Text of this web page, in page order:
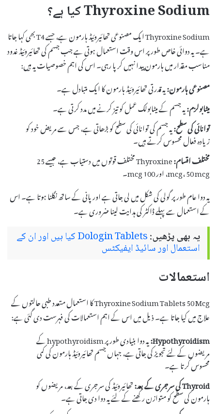
Thyroxine Sodium کیا ہے؟
Thyroxine Sodium ایک مصنوعی تھائیروئیڈ ہارمون ہے، جسے T4 بھی کہا جاتا
ہے۔ یہ دوائی خاص طور پر اس وقت استعمال ہوتی ہے جب جسم کی تھائیروئیڈ غدود
مناسب مقدار میں ہارمون پیدا نہیں کر پا رہی۔ اس کی اہم خصوصیات یہ ہیں:
مصنوعی ہارمون:یہ قدرتی تھائیروئیڈ ہارمون کا ایک متبادل ہے۔
میٹابولزم:یہ جسم کے میٹابولک عمل کو تیز کرنے میں مدد کرتی ہے۔
توانائی کی سطح:یہ جسم کی توانائی کی سطح کو بڑھاتی ہے، جس سے مریض خود کو
زیادہ فعال محسوس کرتے ہیں۔
مختلف اقسام:
Thyroxine مختلف قوتوں میں دستیاب ہے، جیسے 25
mcg، 50 mcg، اور 100 mcg۔
یہ دوا عام طور پر گولی کی شکل میں لی جاتی ہے اور پانی کے ساتھ نگلنا ہوتا ہے۔ اس
کے استعمال سے پہلے ڈاکٹر کی ہدایت لینا ضروری ہے۔
یہ بھی پڑھیں: Dologin Tablets کیا ہیں اور ان کے
استعمال اور سائیڈ ایفیکٹس
استعمالات
Thyroxine Sodium Tablets 50 Mcg کا استعمال متعدد طبی حالتوں کے
علاج میں کیا جاتا ہے۔ ذیل میں اس کے اہم استعمالات کی فہرست دی گئی ہے:
Hypothyroidism:
یہ دوا بنیادی طور پر hypothyroidism کے
مریضوں کے لئے تجویز کی جاتی ہے، جہاں جسم تھائیروئیڈ ہارمون کی کمی
محسوس کرتا ہے۔
Thyroid کی سرجری کے بعد:
تھائیروئیڈ کی سرجری کے بعد، مریضوں کو
ہارمون کی سطح کو متوازن رکھنے کے لئے یہ دوا دی جاتی ہے۔